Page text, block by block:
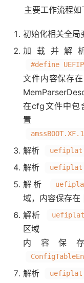
主要工作流程如
初始化相关全局
加载并解
#define
文件内容保存
在cfg文件中包
解析
解析
解析
域，内容保存在
解析
区域
内容保
解析